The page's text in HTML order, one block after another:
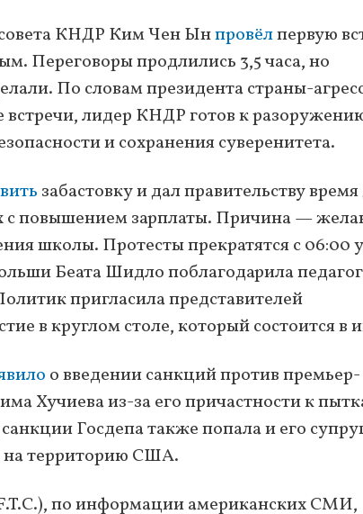
совета КНДР Ким Чен Ынпровёлпервую
Переговоры продлились 3,5 часа, но
По словам президента страны-
лидер КНДР готов к
и сохранения суверенитета.
забастовку и дал правительству
с повышением зарплаты. Причина —
школы. Протесты прекратятся с 06:00
Беата Шидло поблагодарила
пригласила представителей
в круглом столе, который состоится в
о введении санкций против премьер-
Хучиева из-за его причастности к
Госдепа также попала и его
на территорию США.
по информации американских СМИ,